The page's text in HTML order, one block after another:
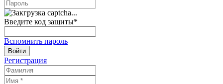
Введите код защиты*
Вспомнить пароль
Войти
Регистрация